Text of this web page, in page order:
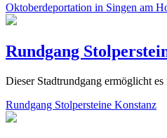
Oktoberdeportation in Singen am
Rundgang
Dieser Stadtrundgang ermöglicht
Rundgang Stolpersteine Konstanz